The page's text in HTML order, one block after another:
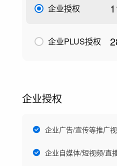
企业授权
企业PLUS授权
企业授权
企业广告/宣传等推广
企业自媒体/短视频/直